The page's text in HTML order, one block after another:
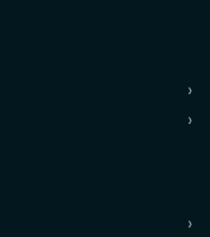
›
›
›